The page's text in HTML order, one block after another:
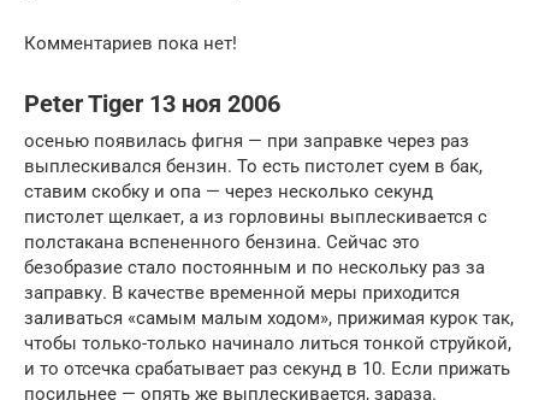
Комментариев пока нет!
Peter Tiger 13 ноя 2006
осенью появилась фигня — при заправке через раз
выплескивался бензин. То есть пистолет суем в бак,
ставим скобку и опа — через несколько секунд
пистолет щелкает, а из горловины выплескивается с
полстакана вспененного бензина. Сейчас это
безобразие стало постоянным и по нескольку раз за
заправку. В качестве временной меры приходится
заливаться «самым малым ходом», прижимая курок так,
чтобы только-только начинало литься тонкой струйкой,
и то отсечка срабатывает раз секунд в 10. Если прижать
посильнее — опять же выплескивается, зараза.